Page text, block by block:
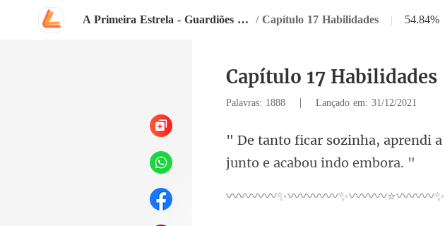
A Primeira Estrela - Guardiões do Mundo / Capítulo 17 Habilidades | 54.84%
Capítulo 17 Habilidades
Palavras: 1888 | Lançado em: 31/12/2021
️✨〰️〰️〰️⭐〰️〰️〰️✨